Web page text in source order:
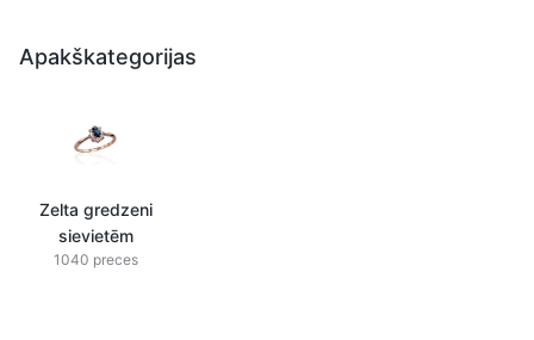
Apakškategorijas
Zelta gredzeni
sievietēm
1040 preces